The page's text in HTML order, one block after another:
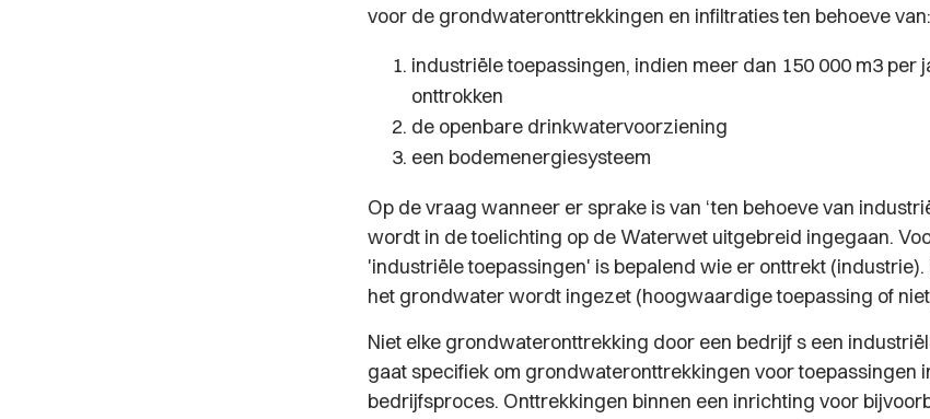
voor de grondwateronttrekkingen en infiltraties ten behoeve van:
industriële toepassingen, indien meer dan 150 000 m3 per
onttrokken
de openbare drinkwatervoorziening
een bodemenergiesysteem
Op de vraag wanneer er sprake is van ‘ten behoeve van
wordt in de toelichting op de Waterwet uitgebreid ingegaan.
'industriële toepassingen' is bepalend wie er onttrekt
het grondwater wordt ingezet (hoogwaardige toepassing of
Niet elke grondwateronttrekking door een bedrijf s een
gaat specifiek om grondwateronttrekkingen voor toepassingen
bedrijfsproces. Onttrekkingen binnen een inrichting voor